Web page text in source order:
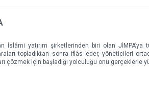
İslâmi yatırım şirketlerinden biri olan JİMPA’ya
topladıktan sonra iflâs eder, yöneticileri
çözmek için başladığı yolculuğu onu gerçeklerle